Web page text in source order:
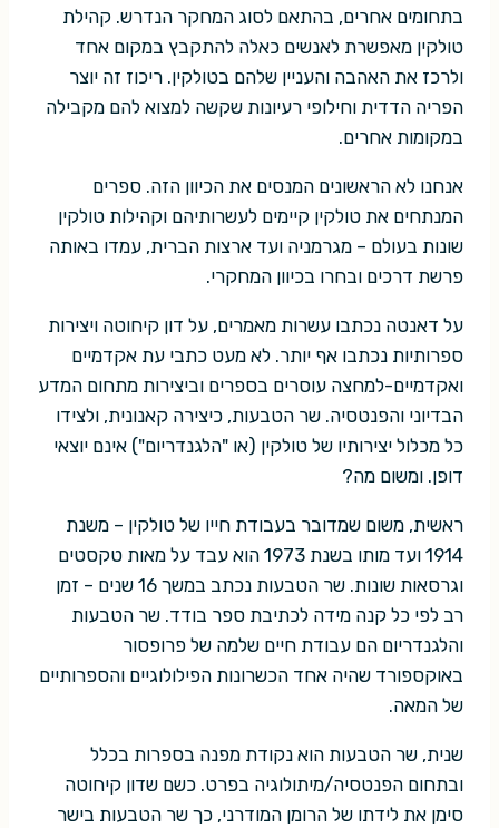
בתחומים אחרים, בהתאם לסוג המחקר הנדרש. קהילת
טולקין מאפשרת לאנשים כאלה להתקבץ במקום אחד
ולרכז את האהבה והעניין שלהם בטולקין. ריכוז זה יוצר
הפריה הדדית וחילופי רעיונות שקשה למצוא להם מקבילה
במקומות אחרים.
אנחנו לא הראשונים המנסים את הכיוון הזה. ספרים
המנתחים את טולקין קיימים לעשרותיהם וקהילות טולקין
שונות בעולם – מגרמניה ועד ארצות הברית, עמדו באותה
פרשת דרכים ובחרו בכיוון המחקרי.
על דאנטה נכתבו עשרות מאמרים, על דון קיחוטה ויצירות
ספרותיות נכתבו אף יותר. לא מעט כתבי עת אקדמיים
ואקדמיים-למחצה עוסרים בספרים וביצירות מתחום המדע
הבדיוני והפנטסיה. שר הטבעות, כיצירה קאנונית, ולצידו
כל מכלול יצירותיו של טולקין (או "הלגנדריום") אינם יוצאי
דופן. ומשום מה?
ראשית, משום שמדובר בעבודת חייו של טולקין – משנת
1914 ועד מותו בשנת 1973 הוא עבד על מאות טקסטים
וגרסאות שונות. שר הטבעות נכתב במשך 16 שנים – זמן
רב לפי כל קנה מידה לכתיבת ספר בודד. שר הטבעות
והלגנדריום הם עבודת חיים שלמה של פרופסור
באוקספורד שהיה אחד הכשרונות הפילולוגיים והספרותיים
של המאה.
שנית, שר הטבעות הוא נקודת מפנה בספרות בכלל
ובתחום הפנטסיה/מיתולוגיה בפרט. כשם שדון קיחוטה
סימן את לידתו של הרומן המודרני, כך שר הטבעות בישר